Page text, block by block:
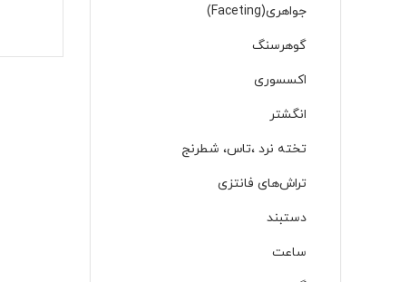
جواهری(Faceting)
گوهرسنگ
اکسسوری
انگشتر
تخته نرد ،تاس، شطرنج
تراش‌های فانتزی
دستبند
ساعت